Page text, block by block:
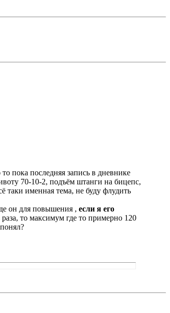
пока последняя запись в дневнике
70-10-2, подъём штанги на бицепс,
таки именная тема, не буду флудить
он для повышения , если я его
то максимум где то примерно 120